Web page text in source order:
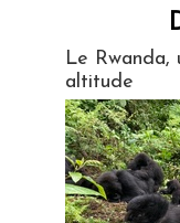
Le Rwanda,
altitude